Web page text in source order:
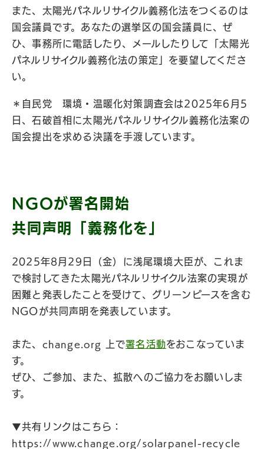
また、太陽光パネルリサイクル義務化法をつくるのは
国会議員です。あなたの選挙区の国会議員に、ぜ
ひ、事務所に電話したり、メールしたりして「太陽光
パネルリサイクル義務化法の策定」を要望してくださ
い。
＊自民党 環境・温暖化対策調査会は2025年6月5
日、石破首相に太陽光パネルリサイクル義務化法案の
国会提出を求める決議を手渡しています。
NGOが署名開始
共同声明「義務化を」
2025年8月29日（金）に浅尾環境大臣が、これま
で検討してきた太陽光パネルリサイクル法案の実現が
困難と発表したことを受けて、グリーンピースを含む
NGOが共同声明を発表しています。
また、change.org 上で署名活動をおこなっていま
す。
ぜひ、ご参加、また、拡散へのご協力をお願いしま
す。
▼共有リンクはこちら：
https://www.change.org/solarpanel-recycle